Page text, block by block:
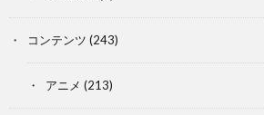
コンテンツ (243)
アニメ (213)